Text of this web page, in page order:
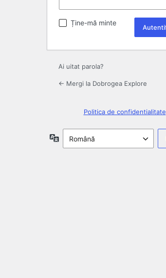
Ține-mă minte
Ai uitat parola?
← Mergi la Dobrogea Explore
Politica de confidentialitate
Limbă